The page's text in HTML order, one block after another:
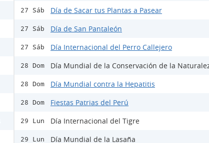
27 Sáb Día de Sacar tus Plantas a Pasear
27 Sáb Día de San Pantaleón
27 Sáb Día Internacional del Perro Callejero
28 Dom Día Mundial de la Conservación de la
28 Dom Día Mundial contra la Hepatitis
28 Dom Fiestas Patrias del Perú
29 Lun Día Internacional del Tigre
29 Lun Día Mundial de la Lasaña